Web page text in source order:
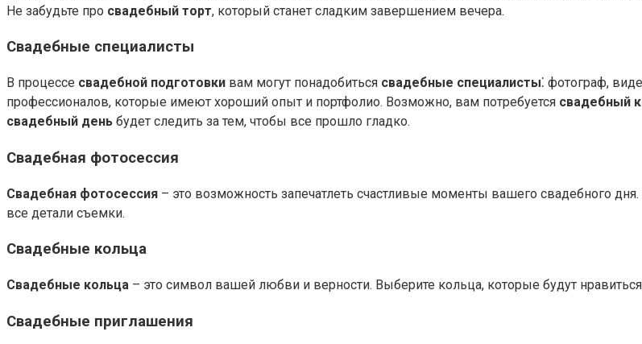
Не забудьте про свадебный торт, который станет сладким завершением вечера.
Свадебные специалисты
В процессе свадебной подготовки вам могут понадобиться свадебные специалисты⁚ фотограф,
профессионалов, которые имеют хороший опыт и портфолио. Возможно, вам потребуется свадебный
свадебный день будет следить за тем, чтобы все прошло гладко.
Свадебная фотосессия
Свадебная фотосессия – это возможность запечатлеть счастливые моменты вашего свадебного
все детали съемки.
Свадебные кольца
Свадебные кольца – это символ вашей любви и верности. Выберите кольца, которые будут
Свадебные приглашения